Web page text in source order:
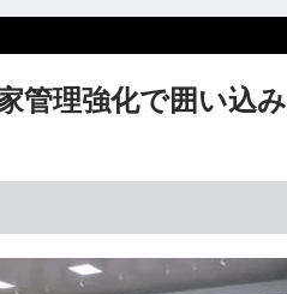
管理強化で囲い込み